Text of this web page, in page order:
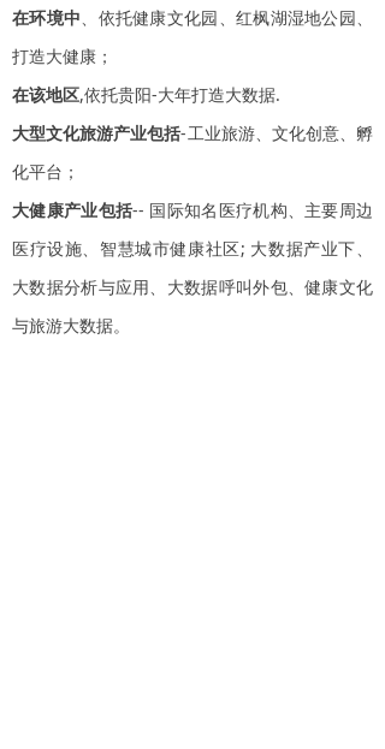
在环境中 、依托健康文化园、红枫湖湿地公园、
打造大健康；
在该地区,依托贵阳-大年打造大数据.
大型文化旅游产业包括-工业旅游、文化创意、孵
化平台；
大健康产业包括-- 国际知名医疗机构、主要周边
医疗设施、智慧城市健康社区; 大数据产业下、
大数据分析与应用、大数据呼叫外包、健康文化
与旅游大数据。